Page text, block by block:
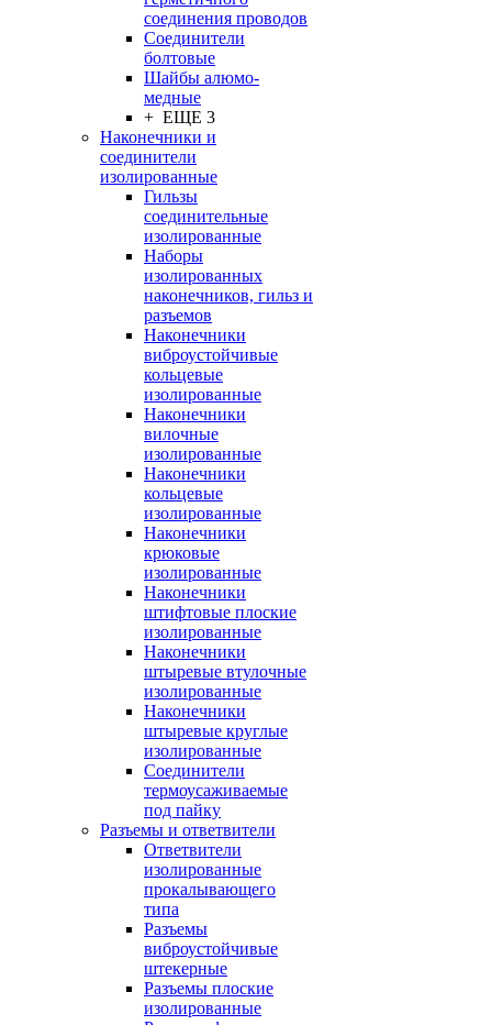
соединения проводов
Соединители
болтовые
Шайбы алюмо-
медные
+ ЕЩЕ 3
Наконечники и
соединители
изолированные
Гильзы
соединительные
изолированные
Наборы
изолированных
наконечников, гильз и
разъемов
Наконечники
виброустойчивые
кольцевые
изолированные
Наконечники
вилочные
изолированные
Наконечники
кольцевые
изолированные
Наконечники
крюковые
изолированные
Наконечники
штифтовые плоские
изолированные
Наконечники
штыревые втулочные
изолированные
Наконечники
штыревые круглые
изолированные
Соединители
термоусаживаемые
под пайку
Разъемы и ответвители
Ответвители
изолированные
прокалывающего
типа
Разъемы
виброустойчивые
штекерные
Разъемы плоские
изолированные